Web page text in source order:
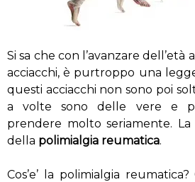
Si sa che con l’avanzare
acciacchi, è purtroppo una
questi acciacchi non sono poi
a volte sono delle vere e
prendere molto seriamente.
della polimialgia reumatica.
Cos’e’ la polimialgia